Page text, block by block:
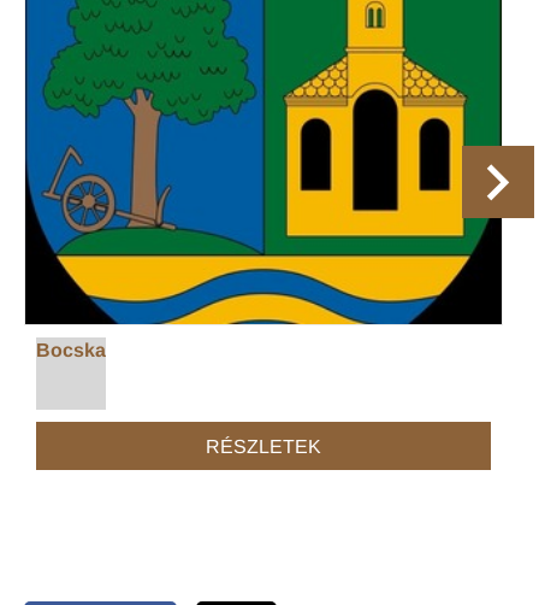
Bocska
RÉSZLETEK